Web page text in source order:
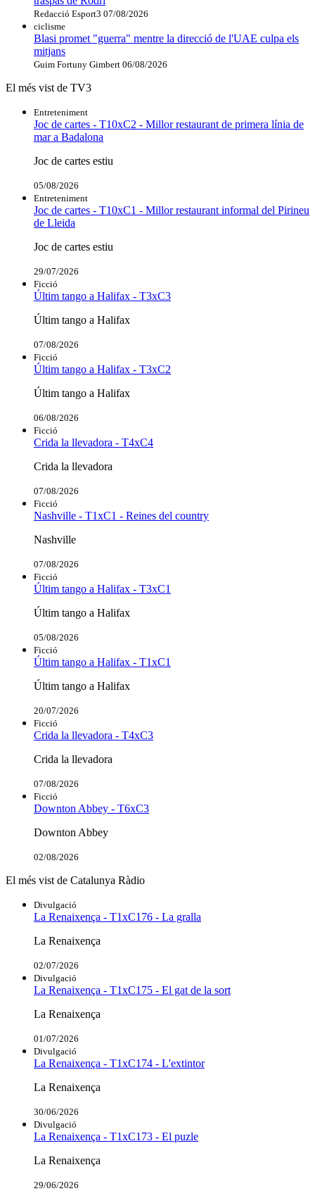
Redacció Esport3 07/08/2026
ciclisme
Blasi promet "guerra" mentre la direcció de l'UAE culpa els
mitjans
Guim Fortuny Gimbert 06/08/2026
El més vist de TV3
Entreteniment
Joc de cartes - T10xC2 - Millor restaurant de primera línia de
mar a Badalona
Joc de cartes estiu
05/08/2026
Entreteniment
Joc de cartes - T10xC1 - Millor restaurant informal del Pirineu
de Lleida
Joc de cartes estiu
29/07/2026
Ficció
Últim tango a Halifax - T3xC3
Últim tango a Halifax
07/08/2026
Ficció
Últim tango a Halifax - T3xC2
Últim tango a Halifax
06/08/2026
Ficció
Crida la llevadora - T4xC4
Crida la llevadora
07/08/2026
Ficció
Nashville - T1xC1 - Reines del country
Nashville
07/08/2026
Ficció
Últim tango a Halifax - T3xC1
Últim tango a Halifax
05/08/2026
Ficció
Últim tango a Halifax - T1xC1
Últim tango a Halifax
20/07/2026
Ficció
Crida la llevadora - T4xC3
Crida la llevadora
07/08/2026
Ficció
Downton Abbey - T6xC3
Downton Abbey
02/08/2026
El més vist de Catalunya Ràdio
Divulgació
La Renaixença - T1xC176 - La gralla
La Renaixença
02/07/2026
Divulgació
La Renaixença - T1xC175 - El gat de la sort
La Renaixença
01/07/2026
Divulgació
La Renaixença - T1xC174 - L'extintor
La Renaixença
30/06/2026
Divulgació
La Renaixença - T1xC173 - El puzle
La Renaixença
29/06/2026